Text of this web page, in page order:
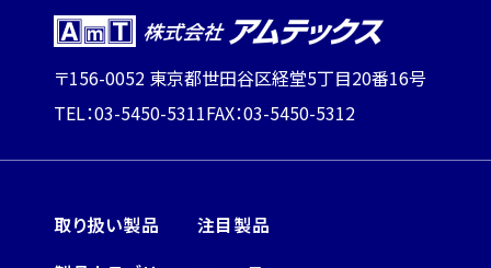
〒156-0052 東京都世田谷区経堂5丁目20番16号
TEL：03-5450-5311FAX：03-5450-5312
取り扱い製品
注目製品